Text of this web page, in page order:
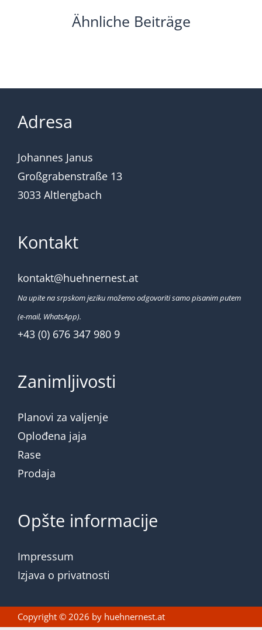
Ähnliche Beiträge
Adresa
Johannes Janus
Großgrabenstraße 13
3033 Altlengbach
Kontakt
kontakt@huehnernest.at
Na upite na srpskom jeziku možemo odgovoriti samo pisanim putem
(e-mail, WhatsApp).
+43 (0) 676 347 980 9
Zanimljivosti
Planovi za valjenje
Oplođena jaja
Rase
Prodaja
Opšte informacije
Impressum
Izjava o privatnosti
Copyright © 2026 by huehnernest.at